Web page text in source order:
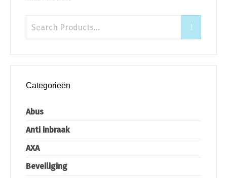
Categorieën
Abus
Anti inbraak
AXA
Beveiliging